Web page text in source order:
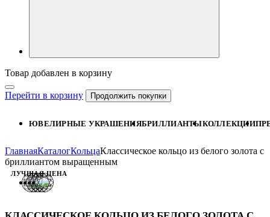
Товар добавлен в корзину
Перейти в корзину Продолжить покупки
ЮВЕЛИРНЫЕ УКРАШЕНИЯБРИЛЛИАНТЫКОЛЛЕКЦИИ
ГлавнаяКаталогКольцаКлассическое кольцо из белого золота с
бриллиантом выращенным
ЛУЧШАЯ ЦЕНА